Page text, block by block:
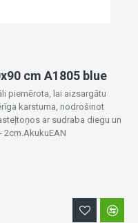
cm A1805 blue
piemērota, lai aizsargātu
karstuma, nodrošinot
ar sudraba diegu un
2cm.AkukuEAN